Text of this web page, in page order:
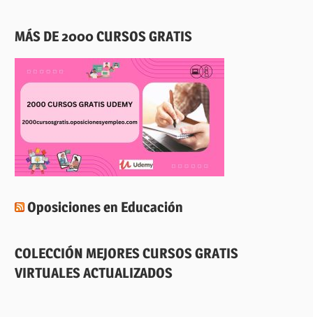
MÁS DE 2000 CURSOS GRATIS
Oposiciones en Educación
COLECCIÓN MEJORES CURSOS GRATIS
VIRTUALES ACTUALIZADOS